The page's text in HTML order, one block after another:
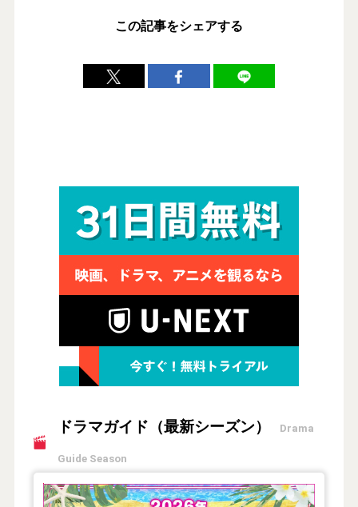
この記事をシェアする
ドラマガイド（最新シーズン） Drama
Guide Season
【2026年夏】TVドラマガイド